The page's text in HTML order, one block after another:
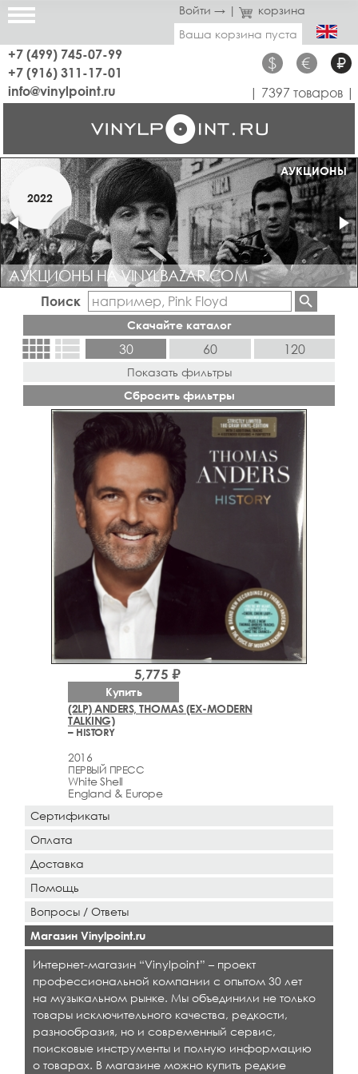
Войти → |
корзина
Ваша корзина пуста
+7 (499) 745-07-99
+7 (916) 311-17-01
$ € ₽
info@vinylpoint.ru | 7397 товаров |
МАГАЗИН ОТКРЫТ
МАРТ
2019
АУКЦИОНЫ
2022
АУКЦИОНЫ НА VINYLBAZAR.COM
Поиск
Скачайте каталог
view_comfyview_list 30 60 120
Показать фильтры
Сбросить фильтры
(2LP) ANDERS, THOMAS (EX-MODERN
TALKING)
– HISTORY
2016
ПЕРВЫЙ ПРЕСС
White Shell
England & Europe
5,775 ₽
Купить
Сертификаты
Оплата
Доставка
Помощь
Вопросы / Ответы
Магазин Vinylpoint.ru
Интернет-магазин “Vinylpoint” – проект
профессиональной компании с опытом 30 лет
на музыкальном рынке. Мы объединили не только
товары исключительного качества, редкости,
разнообразия, но и современный сервис,
поисковые инструменты и полную информацию
о товарах. В магазине можно купить редкие